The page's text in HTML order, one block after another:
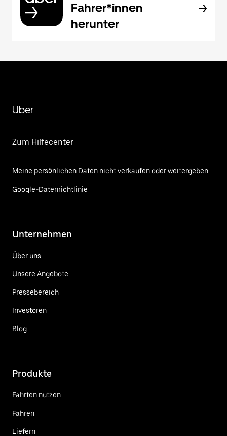
Fahrer*innen
herunter
Uber
Zum Hilfecenter
Meine persönlichen Daten nicht verkaufen oder weitergeben
Google-Datenrichtlinie
Unternehmen
Über uns
Unsere Angebote
Pressebereich
Investoren
Blog
Produkte
Fahrten nutzen
Fahren
Liefern